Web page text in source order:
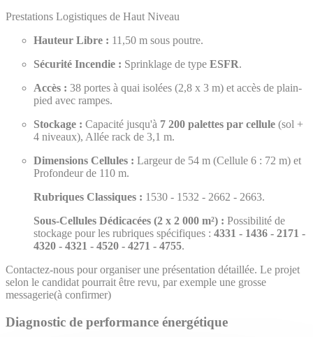
Prestations Logistiques de Haut Niveau
Hauteur Libre : 11,50 m sous poutre.
Sécurité Incendie : Sprinklage de type ESFR.
Accès : 38 portes à quai isolées (2,8 x 3 m) et accès de plain-
pied avec rampes.
Stockage : Capacité jusqu'à 7 200 palettes par cellule (sol +
4 niveaux), Allée rack de 3,1 m.
Dimensions Cellules : Largeur de 54 m (Cellule 6 : 72 m) et
Profondeur de 110 m.
Rubriques Classiques : 1530 - 1532 - 2662 - 2663.
Sous-Cellules Dédicacées (2 x 2 000 m²) : Possibilité de
stockage pour les rubriques spécifiques : 4331 - 1436 - 2171 -
4320 - 4321 - 4520 - 4271 - 4755.
Contactez-nous pour organiser une présentation détaillée. Le projet
selon le candidat pourrait être revu, par exemple une grosse
messagerie(à confirmer)
Diagnostic de performance énergétique